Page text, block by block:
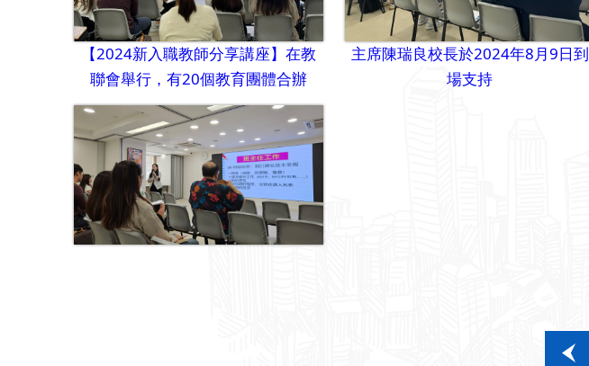
【2024新入職教師分享講座】在教
聯會舉行，有20個教育團體合辦
主席陳瑞良校長於2024年8月9日到
場支持